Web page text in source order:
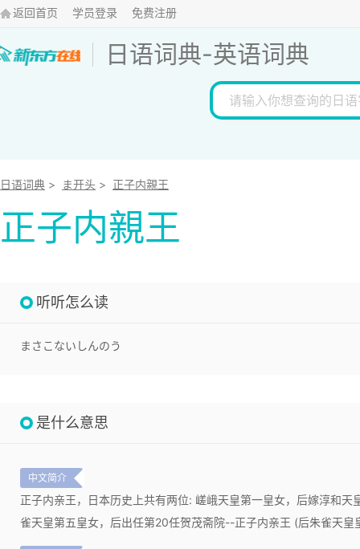
返回首页 学员登录 免费注册
日语词典-英语词典
日语词典 > ま开头 > 正子内親王
正子内親王
听听怎么读
まさこないしんのう
是什么意思
中文简介
正子内亲王，日本历史上共有两位: 嵯峨天皇第一皇女，后嫁淳和
雀天皇第五皇女，后出任第20任贺茂斋院--正子内亲王 (后朱雀天皇